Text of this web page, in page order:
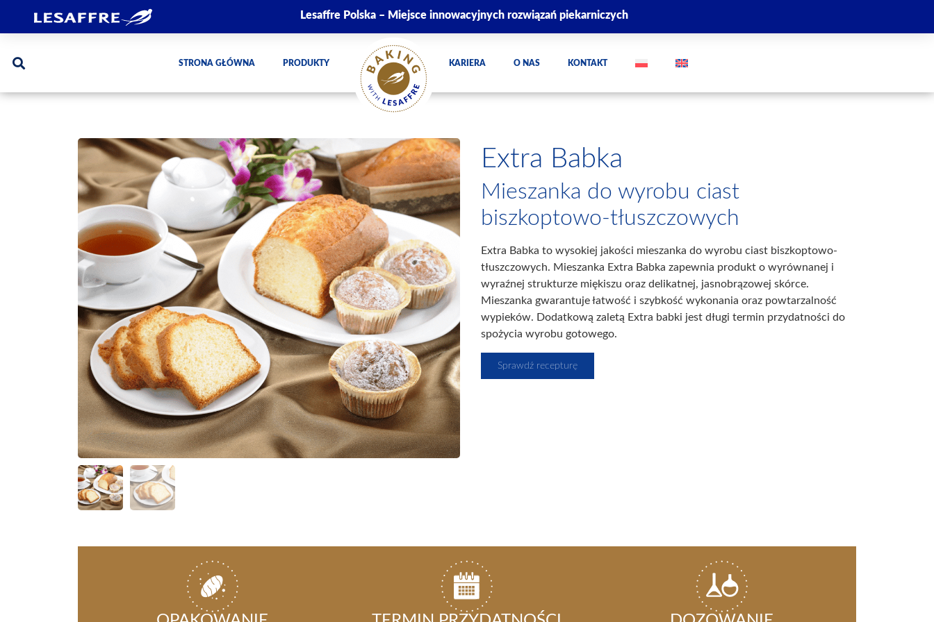
Lesaffre Polska – Miejsce innowacyjnych rozwiązań piekarniczych
STRONA GŁÓWNA PRODUKTY KARIERA O NAS KONTAKT
Extra Babka
Mieszanka do wyrobu ciast
biszkoptowo-tłuszczowych
Extra Babka to wysokiej jakości mieszanka do wyrobu ciast biszkoptowo-
tłuszczowych. Mieszanka Extra Babka zapewnia produkt o wyrównanej i
wyraźnej strukturze miękiszu oraz delikatnej, jasnobrązowej skórce.
Mieszanka gwarantuje łatwość i szybkość wykonania oraz powtarzalność
wypieków. Dodatkową zaletą Extra babki jest długi termin przydatności do
spożycia wyrobu gotowego.
Sprawdź recepturę